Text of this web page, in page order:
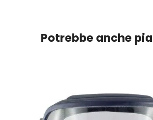
Potrebbe anche